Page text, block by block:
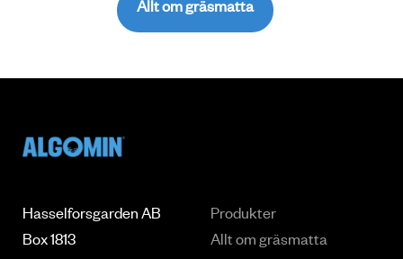
Allt om gräsmatta
Hasselforsgarden AB
Box 1813
Produkter
Allt om gräsmatta